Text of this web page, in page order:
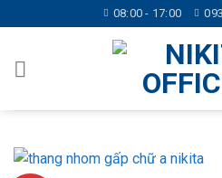
to
08:00 - 17:00